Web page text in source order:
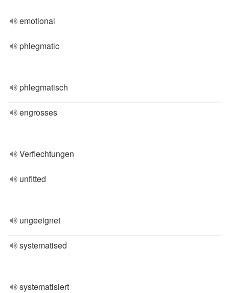
emotional
phlegmatic
phlegmatisch
engrosses
Verflechtungen
unfitted
ungeeignet
systematised
systematisiert